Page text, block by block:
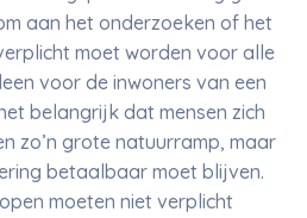
aan het onderzoeken of het
moet worden voor alle
voor de inwoners van een
belangrijk dat mensen zich
zo’n grote natuurramp, maar
betaalbaar moet blijven.
moeten niet verplicht